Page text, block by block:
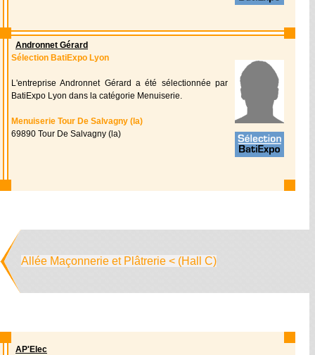
Andronnet Gérard
Sélection BatiExpo Lyon
L'entreprise Andronnet Gérard a été sélectionnée par
BatiExpo Lyon dans la catégorie Menuiserie.
Menuiserie Tour De Salvagny (la)
69890 Tour De Salvagny (la)
Allée Maçonnerie et Plâtrerie < (Hall C)
AP'Elec